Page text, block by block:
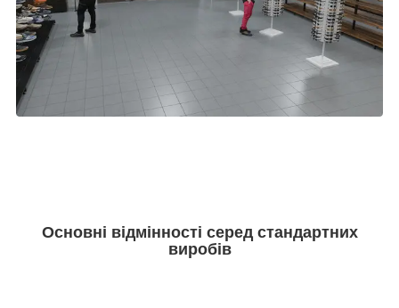
Основні відмінності серед стандартних
виробів